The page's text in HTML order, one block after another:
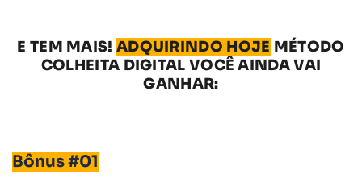
E TEM MAIS! ADQUIRINDO HOJE MÉTODO
COLHEITA DIGITAL VOCÊ AINDA VAI
GANHAR:
Bônus #01